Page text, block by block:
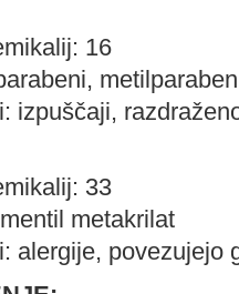
16
izpuščaji,
33
metakrilat
alergije, povezujejo